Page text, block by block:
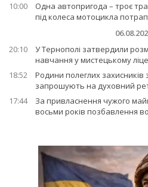
10:00
Одна автопригода – троє
під колеса мотоцикла
20:10
У Тернополі затвердили
навчання у мистецькому
18:52
Родини полеглих
запрошують на духовний
17:44
За привласнення чужого
восьми років позбавлення